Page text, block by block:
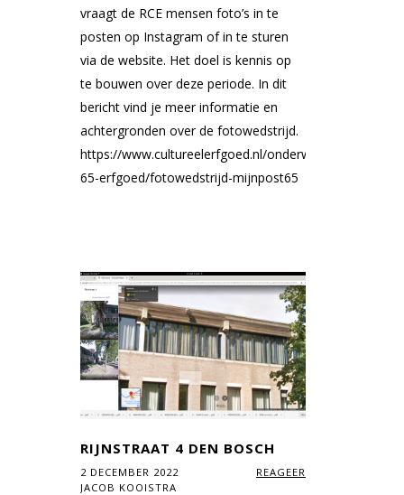
vraagt de RCE mensen foto’s in te
posten op Instagram of in te sturen
via de website. Het doel is kennis op
te bouwen over deze periode. In dit
bericht vind je meer informatie en
achtergronden over de fotowedstrijd.
https://www.cultureelerfgoed.nl/onderwerpen/post-
65-erfgoed/fotowedstrijd-mijnpost65
RIJNSTRAAT 4 DEN BOSCH
2 DECEMBER 2022
REAGEER
JACOB KOOISTRA